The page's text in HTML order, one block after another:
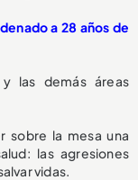
a 28 años de
y las demás áreas
sobre la mesa una
las agresiones
vidas.